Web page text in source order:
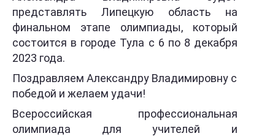
представлять Липецкую область на
финальном этапе олимпиады, который
состоится в городе Тула с 6 по 8 декабря
2023 года.
Поздравляем Александру Владимировну с
победой и желаем удачи!
Всероссийская профессиональная
олимпиада для учителей и